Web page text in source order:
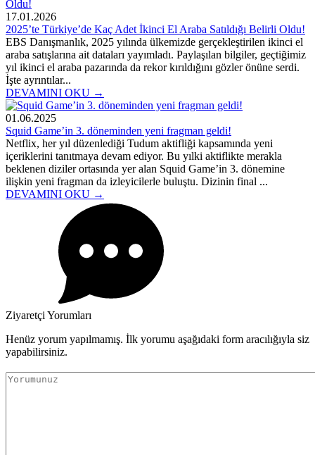
17.01.2026
2025’te Türkiye’de Kaç Adet İkinci El Araba Satıldığı Belirli Oldu!
EBS Danışmanlık, 2025 yılında ülkemizde gerçekleştirilen ikinci el
araba satışlarına ait dataları yayımladı. Paylaşılan bilgiler, geçtiğimiz
yıl ikinci el araba pazarında da rekor kırıldığını gözler önüne serdi.
İşte ayrıntılar...
DEVAMINI OKU →
01.06.2025
Squid Game’in 3. döneminden yeni fragman geldi!
Netflix, her yıl düzenlediği Tudum aktifliği kapsamında yeni
içeriklerini tanıtmaya devam ediyor. Bu yılki aktiflikte merakla
beklenen diziler ortasında yer alan Squid Game’in 3. dönemine
ilişkin yeni fragman da izleyicilerle buluştu. Dizinin final ...
DEVAMINI OKU →
Ziyaretçi Yorumları
Henüz yorum yapılmamış. İlk yorumu aşağıdaki form aracılığıyla siz
yapabilirsiniz.